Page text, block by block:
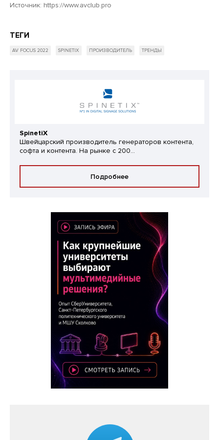
Источник: https://www.avclub.pro
ТЕГИ
AV FOCUS 2022 SPINETIX ПРОИЗВОДИТЕЛЬ ТРЕНДЫ
SpinetiX
Швейцарский производитель генераторов контента,
софта и контента. На рынке с 200...
Подробнее